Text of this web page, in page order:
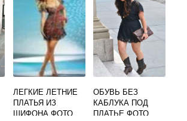
ЛЕГКИЕ ЛЕТНИЕ
ПЛАТЬЯ ИЗ
ШИФОНА ФОТО
ОБУВЬ БЕЗ
КАБЛУКА ПОД
ПЛАТЬЕ ФОТО